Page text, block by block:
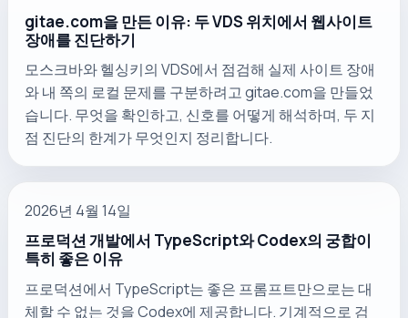
gitae.com을 만든 이유: 두 VDS 위치에서 웹사이트
장애를 진단하기
모스크바와 헬싱키의 VDS에서 점검해 실제 사이트 장애
와 내 쪽의 로컬 문제를 구분하려고 gitae.com을 만들었
습니다. 무엇을 확인하고, 신호를 어떻게 해석하며, 두 지
점 진단의 한계가 무엇인지 정리합니다.
2026년 4월 14일
프로덕션 개발에서 TypeScript와 Codex의 궁합이
특히 좋은 이유
프로덕션에서 TypeScript는 좋은 프롬프트만으로는 대
체할 수 없는 것을 Codex에 제공합니다. 기계적으로 검